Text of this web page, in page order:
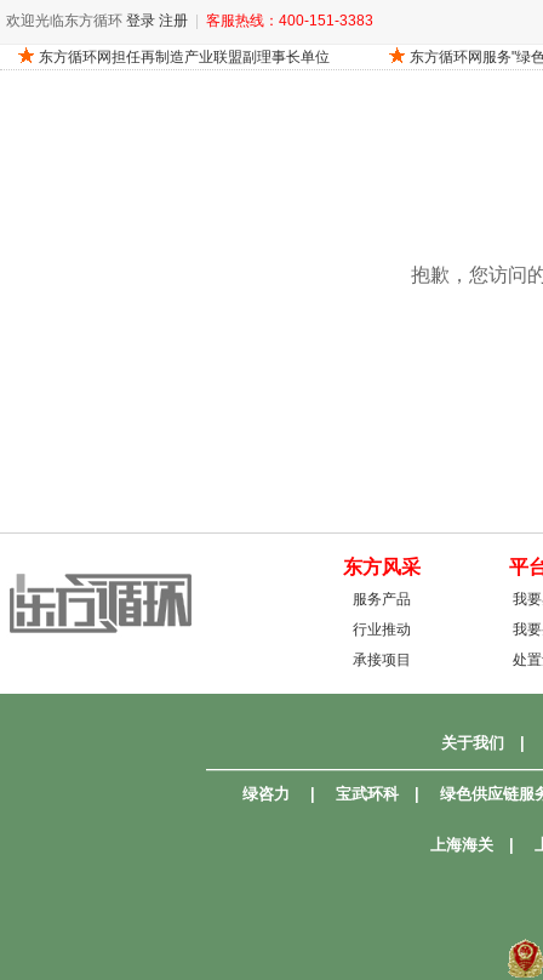
欢迎光临东方循环 登录 注册 客服热线：400-151-3383
抱歉，您访问
东方风采
服务产品
行业推动
承接项目
平
我
我
处
关于我们
绿咨力
宝武环科 绿色供应链服
上海海关